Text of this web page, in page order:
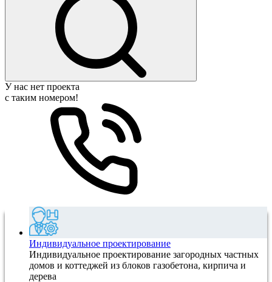
У нас нет проекта
с таким номером!
Индивидуальное проектирование
Индивидуальное проектирование загородных частных
домов и коттеджей из блоков газобетона, кирпича и
дерева